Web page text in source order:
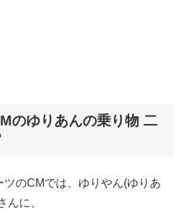
のゆりあんの乗り物 二
のCMでは、ゆりやん(ゆりあ
んに、